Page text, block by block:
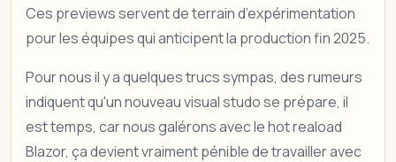
Ces previews servent de terrain d’expérimentation
pour les équipes qui anticipent la production fin 2025.
Pour nous il y a quelques trucs sympas, des rumeurs
indiquent qu'un nouveau visual studo se prépare, il
est temps, car nous galérons avec le hot reaload
Blazor, ça devient vraiment pénible de travailler avec